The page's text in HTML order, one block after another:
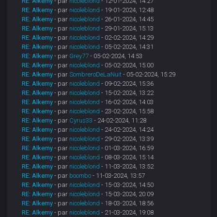
RE: Alkemy - par nicoleblond - 19-01-2024, 12:48
RE: Alkemy - par nicoleblond - 26-01-2024, 14:45
RE: Alkemy - par nicoleblond - 29-01-2024, 15:13
RE: Alkemy - par nicoleblond - 02-02-2024, 14:29
RE: Alkemy - par nicoleblond - 05-02-2024, 14:31
RE: Alkemy - par Grey77 - 05-02-2024, 14:53
RE: Alkemy - par nicoleblond - 05-02-2024, 15:00
RE: Alkemy - parSombreroDeLaNuit - 05-02-2024, 15:29
RE: Alkemy - par nicoleblond - 09-02-2024, 15:36
RE: Alkemy - par nicoleblond - 15-02-2024, 13:22
RE: Alkemy - par nicoleblond - 16-02-2024, 14:03
RE: Alkemy - par nicoleblond - 23-02-2024, 15:58
RE: Alkemy - par Cyrus33 - 24-02-2024, 11:28
RE: Alkemy - par nicoleblond - 24-02-2024, 14:24
RE: Alkemy - par nicoleblond - 29-02-2024, 13:39
RE: Alkemy - par nicoleblond - 01-03-2024, 16:59
RE: Alkemy - par nicoleblond - 08-03-2024, 15:14
RE: Alkemy - par nicoleblond - 11-03-2024, 13:52
RE: Alkemy - par boombo - 11-03-2024, 13:57
RE: Alkemy - par nicoleblond - 15-03-2024, 14:50
RE: Alkemy - par nicoleblond - 15-03-2024, 20:09
RE: Alkemy - par nicoleblond - 18-03-2024, 18:56
RE: Alkemy - par nicoleblond - 21-03-2024, 19:08